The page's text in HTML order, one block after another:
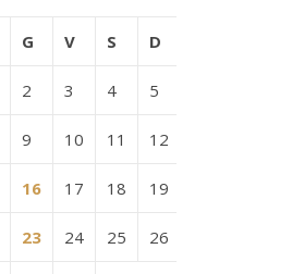
G V S D
2 3 4 5
9 10 11 12
16 17 18 19
23 24 25 26